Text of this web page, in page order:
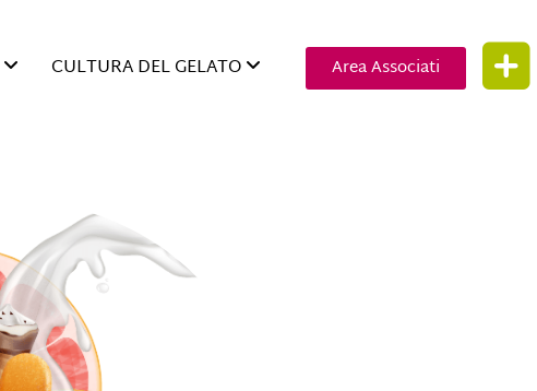
CULTURA DEL GELATO Area Associati